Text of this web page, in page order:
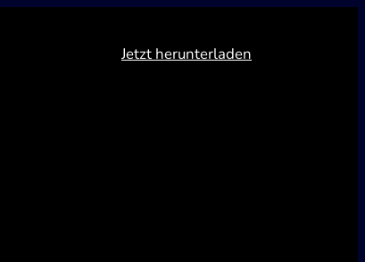
Jetzt herunterladen